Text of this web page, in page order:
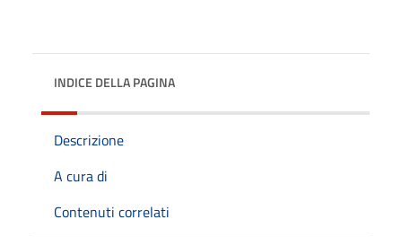
INDICE DELLA PAGINA
Descrizione
A cura di
Contenuti correlati